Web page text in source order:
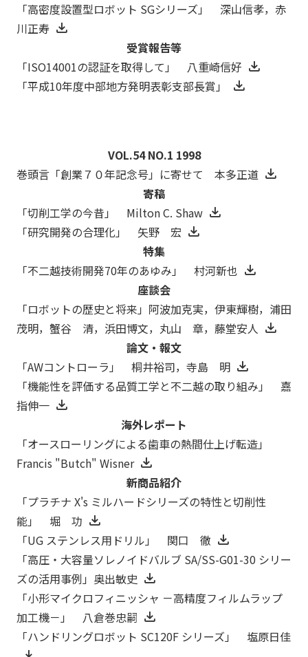
「高密度設置型ロボット SGシリーズ」 深山信孝，赤
川正寿
受賞報告等
「ISO14001の認証を取得して」 八重崎信好
「平成10年度中部地方発明表彰支部長賞」
VOL.54 NO.1 1998
巻頭言「創業７０年記念号」に寄せて 本多正道
寄稿
「切削工学の今昔」 Milton C. Shaw
「研究開発の合理化」 矢野 宏
特集
「不二越技術開発70年のあゆみ」 村河新也
座談会
「ロボットの歴史と将来」阿波加克実，伊東輝樹，浦田
茂明，蟹谷 清，浜田博文，丸山 章，藤堂安人
論文・報文
「AWコントローラ」 桐井裕司，寺島 明
「機能性を評価する品質工学と不二越の取り組み」 嘉
指伸一
海外レポート
「オースローリングによる歯車の熱間仕上げ転造」
Francis "Butch" Wisner
新商品紹介
「プラチナ X's ミルハードシリーズの特性と切削性
能」 堀 功
「UG ステンレス用ドリル」 関口 徹
「高圧・大容量ソレノイドバルブ SA/SS-G01-30 シリー
ズの活用事例」奥出敏史
「小形マイクロフィニッシャ －高精度フィルムラップ
加工機－」 八倉巻忠嗣
「ハンドリングロボット SC120F シリーズ」 塩原日佳